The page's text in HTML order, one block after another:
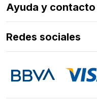
Programa de fidelización
Ayuda y contacto
FAQs
Contacto
Redes sociales
Instagram
Facebook